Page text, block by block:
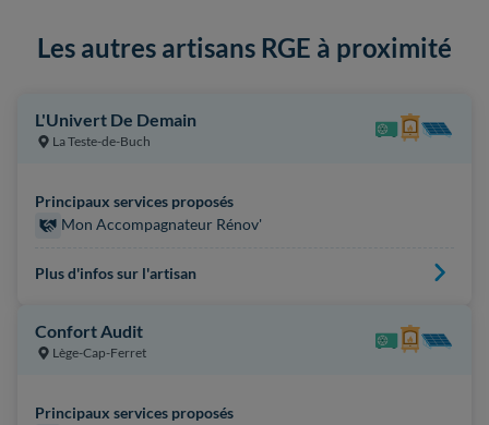
Les autres artisans RGE à proximité
L'Univert De Demain
La Teste-de-Buch
Principaux services proposés
Mon Accompagnateur Rénov'
Plus d'infos sur l'artisan
Confort Audit
Lège-Cap-Ferret
Principaux services proposés